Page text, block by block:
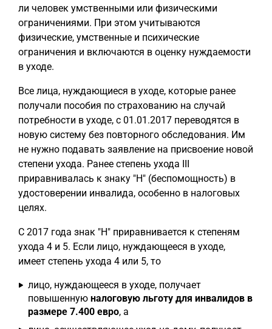
ли человек умственными или физическими
ограничениями. При этом учитываются
физические, умственные и психические
ограничения и включаются в оценку нуждаемости
в уходе.
Все лица, нуждающиеся в уходе, которые ранее
получали пособия по страхованию на случай
потребности в уходе, с 01.01.2017 переводятся в
новую систему без повторного обследования. Им
не нужно подавать заявление на присвоение новой
степени ухода. Ранее степень ухода III
приравнивалась к знаку "H" (беспомощность) в
удостоверении инвалида, особенно в налоговых
целях.
С 2017 года знак "H" приравнивается к степеням
ухода 4 и 5. Если лицо, нуждающееся в уходе,
имеет степень ухода 4 или 5, то
лицо, нуждающееся в уходе, получает
повышенную налоговую льготу для инвалидов в
размере 7.400 евро, а